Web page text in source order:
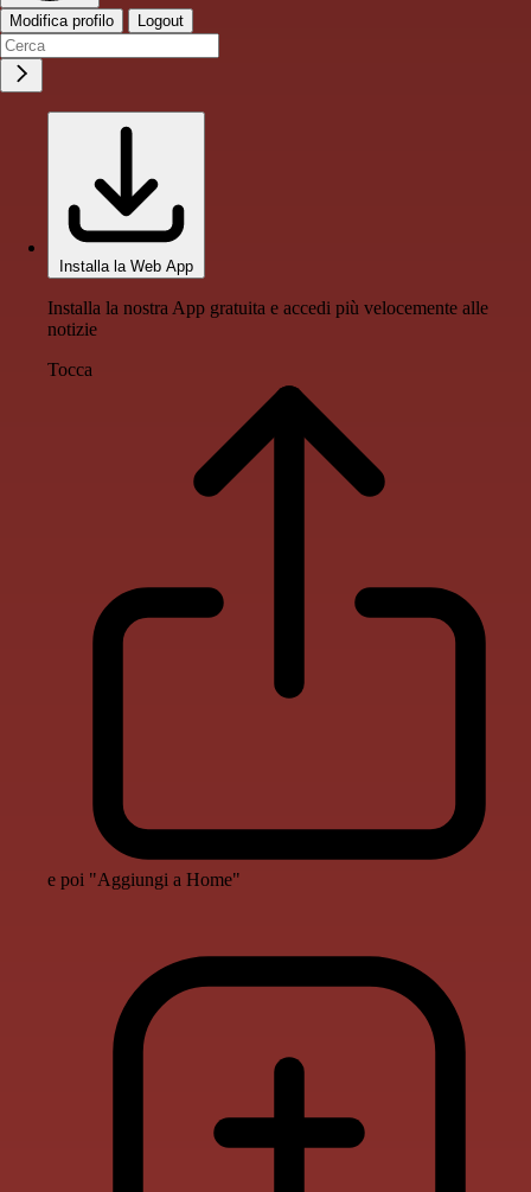
Modifica profilo Logout
Installa la Web App
Installa la nostra App gratuita e accedi più velocemente alle
notizie
Tocca
e poi "Aggiungi a Home"